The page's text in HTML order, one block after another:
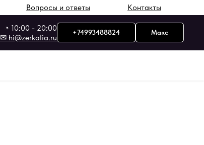
Вопросы и ответы Контакты
◔ 10:00 - 20:00
✉ hi@zerkalia.ru
+74993488824 Макс